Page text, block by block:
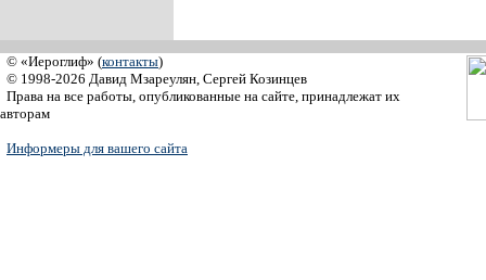
© «Иероглиф» (контакты)
© 1998-2026 Давид Мзареулян, Сергей Козинцев
Права на все работы, опубликованные на сайте, принадлежат их
авторам
Информеры для вашего сайта